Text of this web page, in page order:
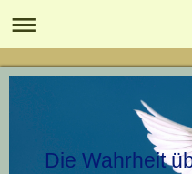
Die Wahrheit